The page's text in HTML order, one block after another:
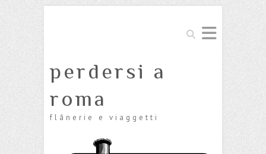
Cerca
perdersi a
roma
flânerie e viaggetti